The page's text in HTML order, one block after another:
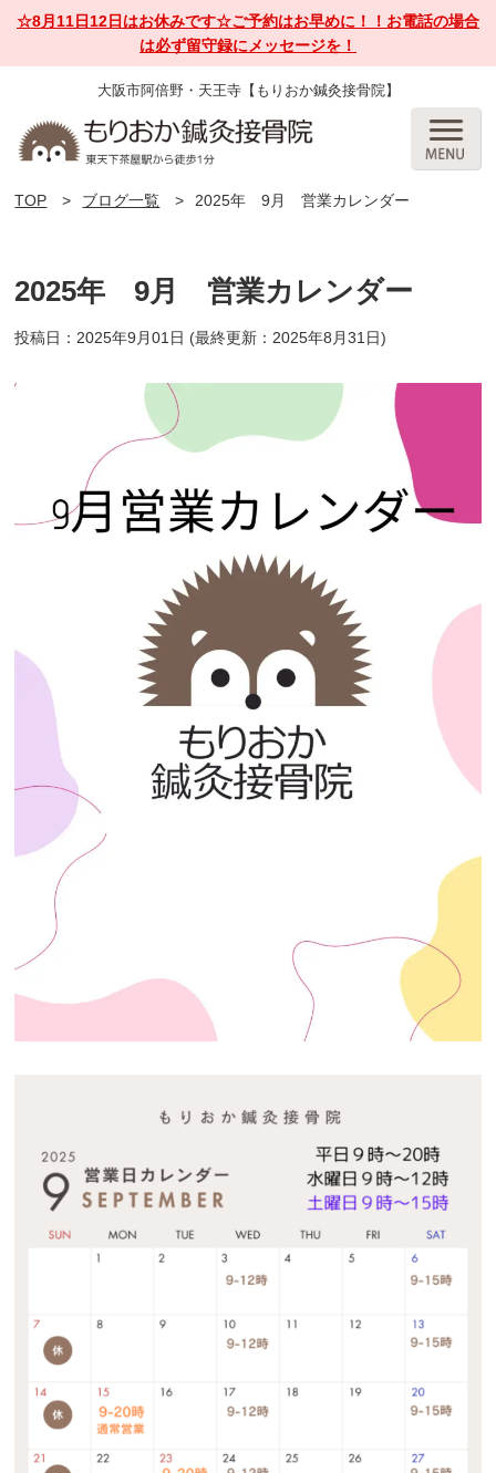
☆8月11日12日はお休みです☆ご予約はお早めに！！お電話の場合
は必ず留守録にメッセージを！
大阪市阿倍野・天王寺【もりおか鍼灸接骨院】
TOP ブログ一覧 2025年 9月 営業カレンダー
2025年 9月 営業カレンダー
投稿日：2025年9月01日 (最終更新：2025年8月31日)